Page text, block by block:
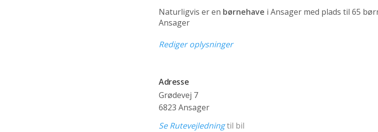
Naturligvis er en børnehave i Ansager med plads til 65
Ansager
Rediger oplysninger
Adresse
Grødevej 7
6823 Ansager
Se Rutevejledningtil bil